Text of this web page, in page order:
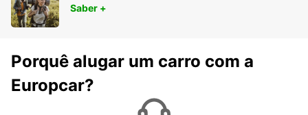
Saber +
Porquê alugar um carro com a
Europcar?